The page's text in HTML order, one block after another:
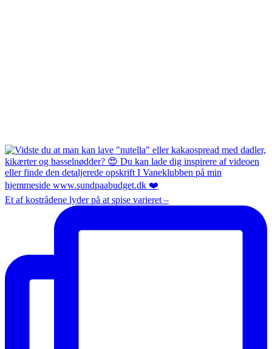
Et af kostrådene lyder på at spise varieret –